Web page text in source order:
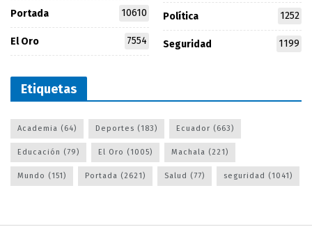
Portada 10610
El Oro 7554
Política 1252
Seguridad 1199
Etiquetas
Academia (64) Deportes (183) Ecuador (663)
Educación (79) El Oro (1005) Machala (221)
Mundo (151) Portada (2621) Salud (77) seguridad (1041)